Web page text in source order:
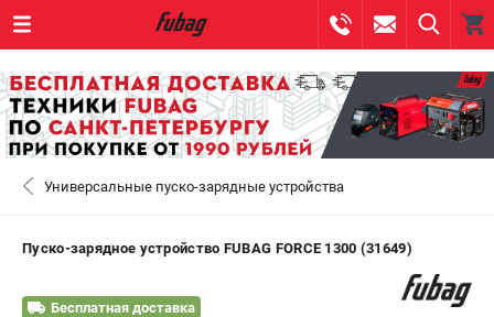
ЗАКАЗАТЬ ЗАПЧАСТЬ
+7 (8112) 59-10-67 - ЗАКАЗ ЗАПЧАСТЕЙ
+7 (812) 317-60-57 - ЗАКАЗ ИЗДЕЛИЙ
САНКТ-ПЕТЕРБУРГ
0 ₽
Универсальные пуско-зарядные устройства
Пуско-зарядное устройство FUBAG FORCE 1300 (31649)
Бесплатная доставка